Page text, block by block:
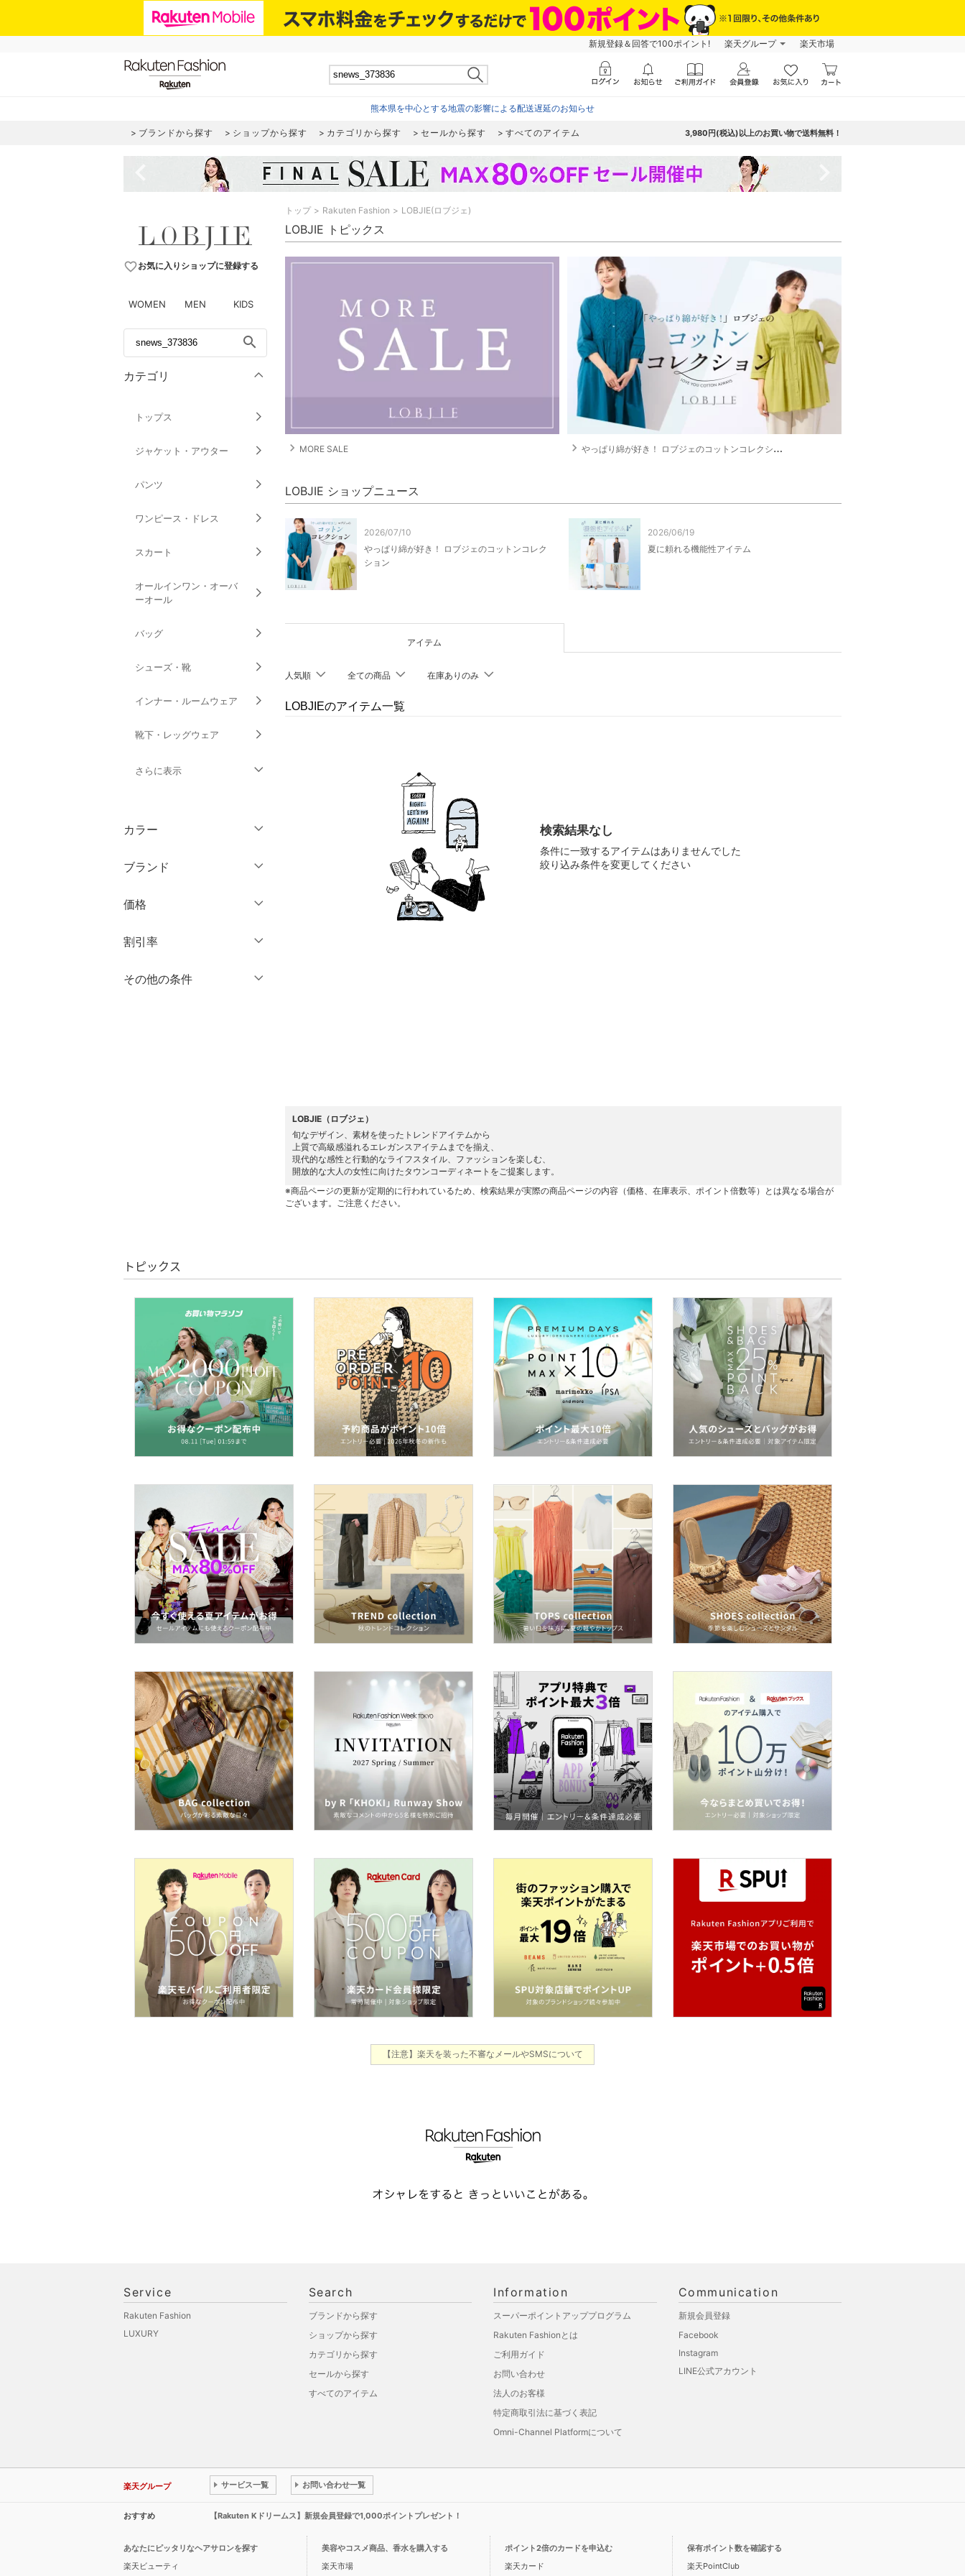
新規登録＆回答で100ポイント! 楽天グループ 楽天市場
熊本県を中心とする地震の影響による配送遅延のお知らせ
ブランドから探す ショップから探す カテゴリから探す セールから探す すべてのアイテム 3,980円(税込)以上のお買い物で送料無料！
favorite_borderお気に入りショップに登録する
WOMEN MEN KIDS
search
カテゴリ
トップス
ジャケット・アウター
パンツ
ワンピース・ドレス
スカート
オールインワン・オーバ
ーオール
バッグ
シューズ・靴
インナー・ルームウェア
靴下・レッグウェア
さらに表示
アクセサリー・腕時計
財布・ポーチ・ケース
帽子
ヘアアクセサリー
マタニティウェア・ベビ
ー用品
ボディケア・オーラルケ
ア
フレグランス
メイク道具・美容器具
コフレ・キット・セット
食器・調理器具・キッチ
ン用品
インテリア・生活雑貨
スマホグッズ・オーディ
オ機器
スポーツ・アウトドア用
品
文房具
福袋・ギフト・その他
カラー
クリア
ブランド
価格
絞り込み
割引率
％OFF～ ％OFF
その他の条件
トップ Rakuten Fashion LOBJIE(ロブジェ)
LOBJIE トピックス
navigate_next MORE SALE navigate_next やっぱり綿が好き！ ロブジェのコットンコレクション
LOBJIE ショップニュース
2026/07/10
やっぱり綿が好き！ ロブジェのコットンコレク
ション
2026/06/19
夏に頼れる機能性アイテム
アイテム
人気順 全ての商品 在庫ありのみ
LOBJIEのアイテム一覧
検索結果なし
条件に一致するアイテムはありませんでした
絞り込み条件を変更してください
LOBJIE（ロブジェ）
旬なデザイン、素材を使ったトレンドアイテムから
上質で高級感溢れるエレガンスアイテムまでを揃え、
現代的な感性と行動的なライフスタイル、ファッションを楽しむ、
開放的な大人の女性に向けたタウンコーディネートをご提案します。
※商品ページの更新が定期的に行われているため、検索結果が実際の商品ページの内容（価格、在庫表示、ポイント倍数等）とは異なる場合が
ございます。ご注意ください。
トピックス
【注意】楽天を装った不審なメールやSMSについて
Service
Rakuten Fashion
LUXURY
Search
ブランドから探す
ショップから探す
カテゴリから探す
セールから探す
すべてのアイテム
Information
スーパーポイントアッププログラム
Rakuten Fashionとは
ご利用ガイド
お問い合わせ
法人のお客様
特定商取引法に基づく表記
Omni-Channel Platformについて
Communication
新規会員登録
Facebook
Instagram
LINE公式アカウント
楽天グループ サービス一覧 お問い合わせ一覧
おすすめ 【Rakuten Kドリームス】新規会員登録で1,000ポイントプレゼント！
あなたにピッタリなヘアサロンを探す
楽天ビューティ
美容やコスメ商品、香水を購入する
楽天市場
ポイント2倍のカードを申込む
楽天カード
保有ポイント数を確認する
楽天PointClub